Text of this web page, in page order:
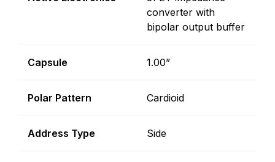
converter with
bipolar output buffer
Capsule 1.00”
Polar Pattern Cardioid
Address Type Side